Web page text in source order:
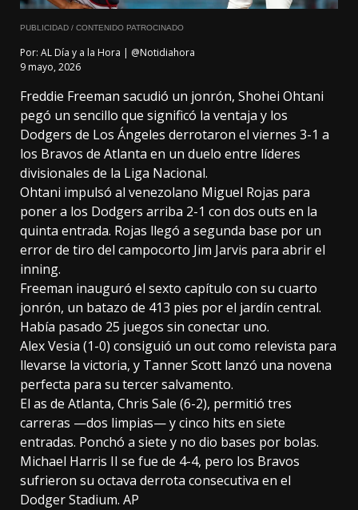
PUBLICIDAD / CONTENIDO PATROCINADO
Por: AL Día y a la Hora | @Notidiahora
9 mayo, 2026
Freddie Freeman sacudió un jonrón, Shohei Ohtani
pegó un sencillo que significó la ventaja y los
Dodgers de Los Ángeles derrotaron el viernes 3-1 a
los Bravos de Atlanta en un duelo entre líderes
divisionales de la Liga Nacional.
Ohtani impulsó al venezolano Miguel Rojas para
poner a los Dodgers arriba 2-1 con dos outs en la
quinta entrada. Rojas llegó a segunda base por un
error de tiro del campocorto Jim Jarvis para abrir el
inning.
Freeman inauguró el sexto capítulo con su cuarto
jonrón, un batazo de 413 pies por el jardín central.
Había pasado 25 juegos sin conectar uno.
Alex Vesia (1-0) consiguió un out como relevista para
llevarse la victoria, y Tanner Scott lanzó una novena
perfecta para su tercer salvamento.
El as de Atlanta, Chris Sale (6-2), permitió tres
carreras —dos limpias— y cinco hits en siete
entradas. Ponchó a siete y no dio bases por bolas.
Michael Harris II se fue de 4-4, pero los Bravos
sufrieron su octava derrota consecutiva en el
Dodger Stadium. AP